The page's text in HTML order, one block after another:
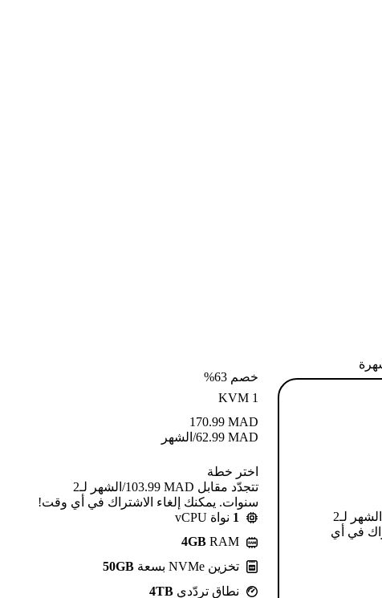
خصم 63%
KVM 1
MAD
170.99
MAD
62.99/الشهر
اختر خطة
تتجدّد مقابل MAD ⁦103.99⁩/الشهر لـ2
سنوات. يمكنك إلغاء الاشتراك في أي وقت!
1 نواة vCPU
4GB RAM
تخزين NVMe بسعة
50GB
نطاق تردّدي 4TB
تتجدّد مقابل MAD ⁦124.99⁩/الشهر لـ2
في أي